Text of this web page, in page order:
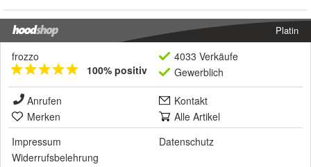
Platin
frozzo
100% positiv
4033 Verkäufe
Gewerblich
Anrufen
Kontakt
Merken
Alle Artikel
Impressum
Datenschutz
Widerrufsbelehrung